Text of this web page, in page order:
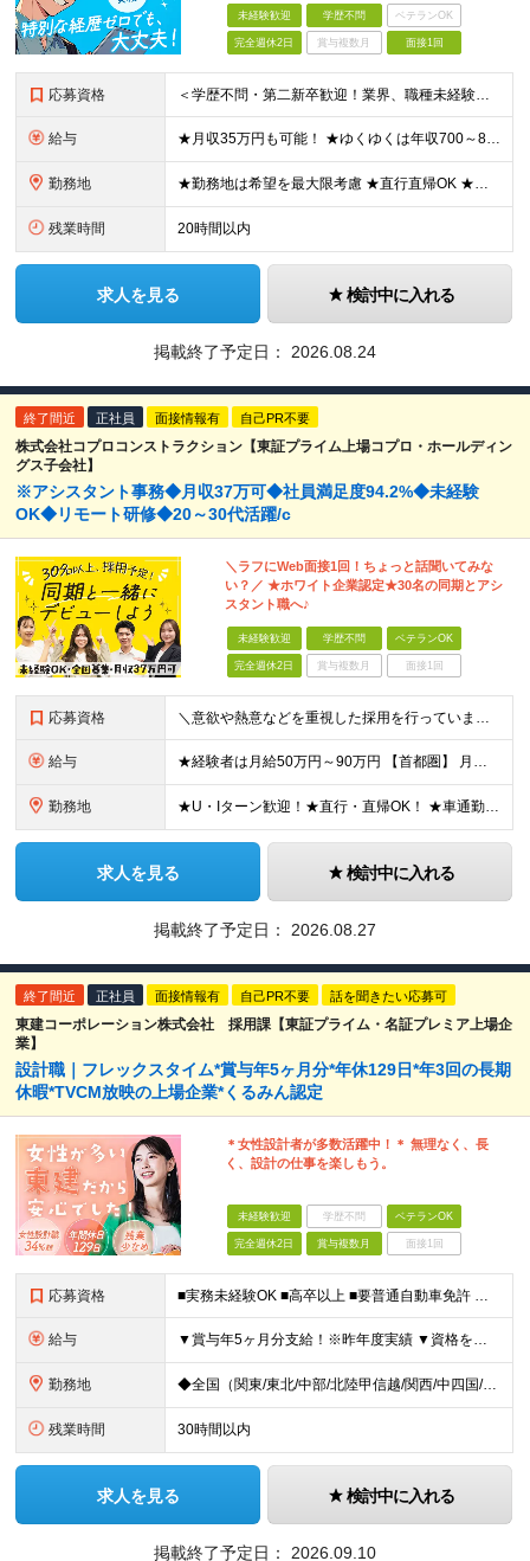
未経験歓迎 学歴不問 ベテランOK
完全週休2日 賞与複数月 面接1回
応募資格 ＜学歴不問・第二新卒歓迎！業界、職種未経験歓迎！20代～30代活躍中＞ ★35歳以下の方（若年層の長期キャリア形成を図るため） ★フリーター・正社員未経験・社会人未経験OK ★転職回数が多い方もぜひ
給与 ★月収35万円も可能！ ★ゆくゆくは年収700～800万円も！ ★手当が多数あり ・残業手当（100％）★1分単位で支給 ・資格手当（最大月6万円） ・結婚/出産祝金（最大3万円） 【首都圏・北関東
勤務地 ★勤務地は希望を最大限考慮 ★直行直帰OK ★車通勤のエリアもあり ★研修は、下記いずれかの研修センターで行います ・東京校（東京本社とアクセスは同様） ・大阪校（大阪府大阪市中央区道修町 2-1-1
残業時間 20時間以内
求人を見る 検討中に入れる
掲載終了予定日： 2026.08.24
終了間近 正社員 面接情報有 自己PR不要
株式会社コプロコンストラクション【東証プライム上場コプロ・ホールディン
グス子会社】
※アシスタント事務◆月収37万可◆社員満足度94.2%◆未経験
OK◆リモート研修◆20～30代活躍/c
＼ラフにWeb面接1回！ちょっと話聞いてみな
い？／ ★ホワイト企業認定★30名の同期とアシ
スタント職へ♪
未経験歓迎 学歴不問 ベテランOK
完全週休2日 賞与複数月 面接1回
応募資格 ＼意欲や熱意などを重視した採用を行っています／ ●未経験・第二新卒歓迎 ●学歴・年齢・転職回数は一切不問です！ ※新卒の方もご応募可能 （待遇・募集要項等は別途ご案内いたします） ※入社時期は柔軟に対
給与 ★経験者は月給50万円～90万円 【首都圏】 月給30万1230円〜 ⇒基本22万7000円+地域6万4230円+皆勤1万円 【群馬/栃木/茨城】 月給28万1090円〜 ⇒基本23万4000円+
勤務地 ★U・Iターン歓迎！★直行・直帰OK！ ★車通勤可能のエリアもあり！★出張なしの働き方も可能 全国47都道府県の各プロジェクト（転勤なし！勤務地に対する希望も実現可能！） 「自宅から1時間以内で通え
求人を見る 検討中に入れる
掲載終了予定日： 2026.08.27
終了間近 正社員 面接情報有 自己PR不要 話を聞きたい応募可
東建コーポレーション株式会社 採用課【東証プライム・名証プレミア上場企
業】
設計職｜フレックスタイム*賞与年5ヶ月分*年休129日*年3回の長期
休暇*TVCM放映の上場企業*くるみん認定
＊女性設計者が多数活躍中！＊ 無理なく、長
く、設計の仕事を楽しもう。
未経験歓迎 学歴不問 ベテランOK
完全週休2日 賞与複数月 面接1回
応募資格 ■実務未経験OK ■高卒以上 ■要普通自動車免許 ※建築関係の資格が無くても、住宅系CAD経験者、または建築関係の資格について受験資格をお持ちの方も歓迎いたします！ ＜女性の設計職も増えています！
給与 ▼賞与年5ヶ月分支給！※昨年度実績 ▼資格をお持ちの方は、入社支度金最大30万円支給 ■月給23万～40万円＋賞与年2回＋残業代全額支給＋資格手当＋家族手当ほか ┗一級建築士になると月3～5万円UP
勤務地 ◆全国（関東/東北/中部/北陸甲信越/関西/中四国/九州）で募集中 ※UIターン歓迎 ※希望や現在のお住まいを考慮！面接時に希望の勤務地をお聞かせください ◆本社所在地 愛知県名古屋市中区丸の内2-
残業時間 30時間以内
求人を見る 検討中に入れる
掲載終了予定日： 2026.09.10